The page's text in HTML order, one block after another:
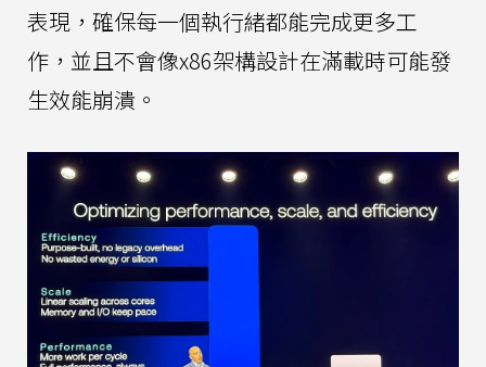
表現，確保每一個執行緒都能完成更多工
作，並且不會像x86架構設計在滿載時可能發
生效能崩潰。